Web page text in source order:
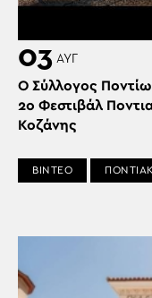
03 ΑΥΓ
Ο Σύλλογος
2ο Φεστιβάλ
Κοζάνης
ΒΙΝΤΕΟ